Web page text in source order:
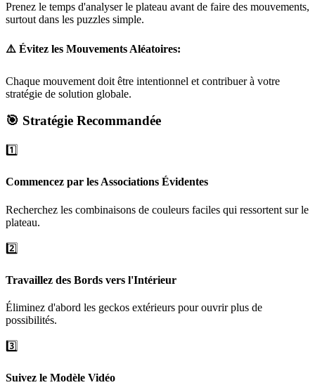
Prenez le temps d'analyser le plateau avant de faire des mouvements,
surtout dans les puzzles simple.
⚠️ Évitez les Mouvements Aléatoires:
Chaque mouvement doit être intentionnel et contribuer à votre
stratégie de solution globale.
🎯 Stratégie Recommandée
1️⃣
Commencez par les Associations Évidentes
Recherchez les combinaisons de couleurs faciles qui ressortent sur le
plateau.
2️⃣
Travaillez des Bords vers l'Intérieur
Éliminez d'abord les geckos extérieurs pour ouvrir plus de
possibilités.
3️⃣
Suivez le Modèle Vidéo